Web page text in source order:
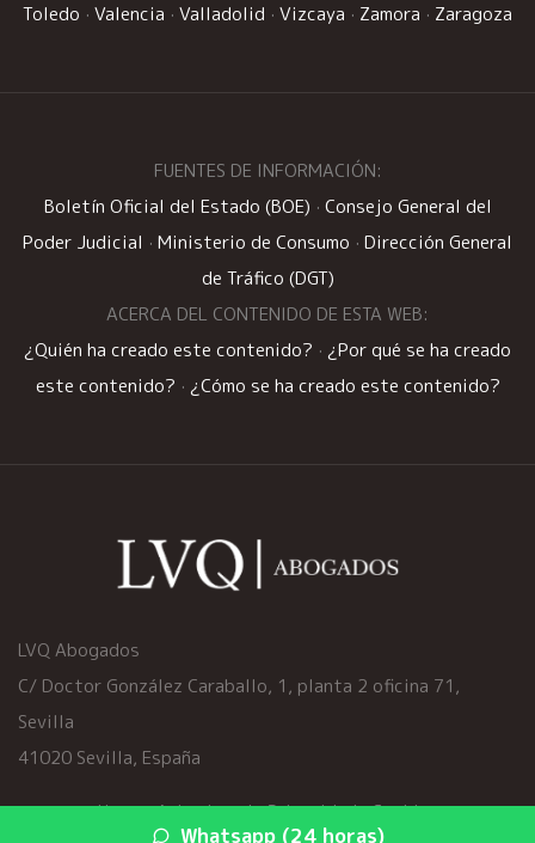
Whatsapp (24 horas)
Toledo · Valencia · Valladolid · Vizcaya · Zamora · Zaragoza
FUENTES DE INFORMACIÓN:
Boletín Oficial del Estado (BOE) · Consejo General del
Poder Judicial · Ministerio de Consumo · Dirección General
de Tráfico (DGT)
ACERCA DEL CONTENIDO DE ESTA WEB:
¿Quién ha creado este contenido? · ¿Por qué se ha creado
este contenido? · ¿Cómo se ha creado este contenido?
LVQ Abogados
C/ Doctor González Caraballo, 1, planta 2 oficina 71,
Sevilla
41020 Sevilla, España
Home·Aviso Legal·Privacidad·Cookies